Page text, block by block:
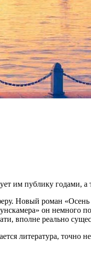
им публику годами, а
Новый роман
он немного
вполне реально
литература, точно